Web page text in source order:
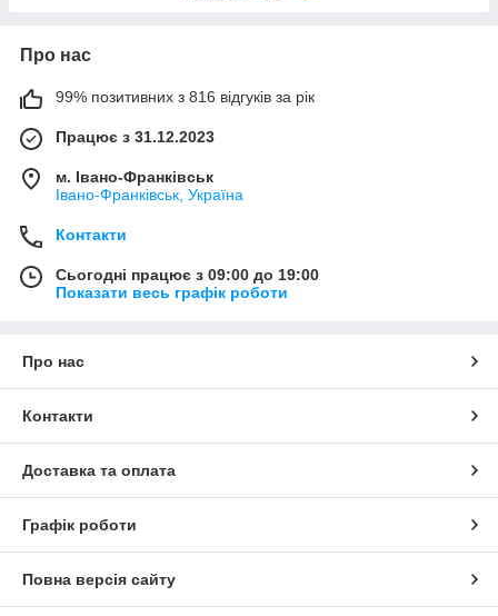
Про нас
99% позитивних з 816 відгуків за рік
Працює з 31.12.2023
м. Івано-Франківськ
Івано-Франківськ, Україна
Контакти
Сьогодні працює з 09:00 до 19:00
Показати весь графік роботи
Про нас
Контакти
Доставка та оплата
Графік роботи
Повна версія сайту